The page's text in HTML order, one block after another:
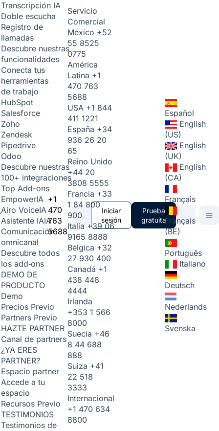
Transcripción IA
Doble escucha
Registro de
llamadas
Descubre nuestras
funcionalidades
Conecta tus
herramientas
de trabajo
HubSpot
Salesforce
Zoho
Zendesk
Pipedrive
Odoo
Descubre nuestras
100+ integraciones
Top Add-ons
EmpowerIA
Airo VoiceIA
Asistente IAIA
Comunicación
omnicanal
Descubre todos
los add‑ons
DEMO DE
PRODUCTO
Demo
Precios Previo
Partners Previo
HAZTE PARTNER
Canal de partners
¿YA ERES
PARTNER?
Espacio partner
Accede a tu
espacio
Recursos Previo
TESTIMONIOS
Testimonios de
+1
470
763
5688
Servicio
Comercial
México +52
55 8525
0775
América
Latina +1
470 763
5688
USA +1 844
411 1221
España +34
936 26 20
65
Reino Unido
+44 20
3808 5555
Francia +33
1 84 800
900
Italia +39 06
9165 8888
Bélgica +32
27 930 400
Canadá +1
438 448
4444
Irlanda
+353 1 566
8000
Suecia +46
8 44 688
888
Suiza +41
22 518
3333
Internacional
+1 470 634
8800
Iniciar
sesión
Prueba
gratuita
Español
English
(US)
English
(UK)
English
(CA)
Français
Français
(BE)
Português
Italiano
Deutsch
Nederlands
Svenska